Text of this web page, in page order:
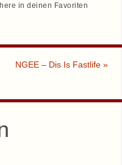
in deinen Favoriten
NGEE – Dis Is Fastlife»